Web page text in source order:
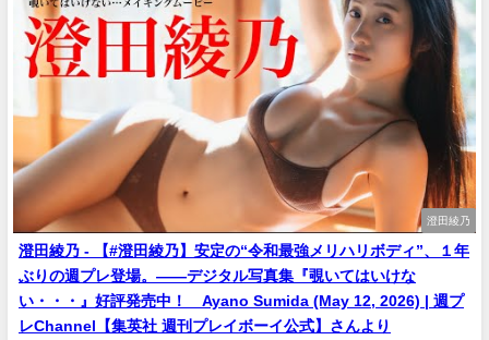
澄田綾乃
澄田綾乃 - 【#澄田綾乃】安定の“令和最強メリハリボディ”、１年
ぶりの週プレ登場。――デジタル写真集『覗いてはいけな
い・・・』好評発売中！ Ayano Sumida (May 12, 2026) | 週プ
レChannel【集英社 週刊プレイボーイ公式】さんより